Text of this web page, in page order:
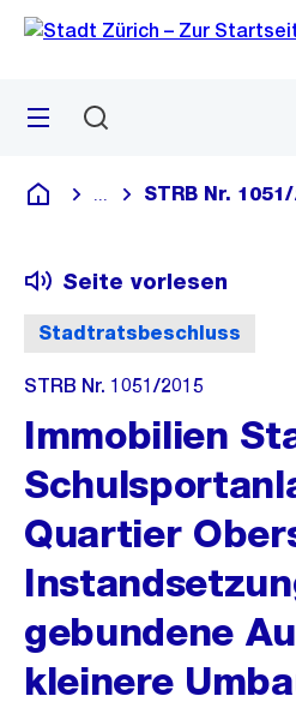
Navigation
Sprunglink
Menü
Deutsch
Blende alle Breadcrumbs
STRB Nr.
Stadtratsbeschluss
Seite vorlesen
STRB Nr. 1051/2015
Immobilien
Quartier
gebundene
kleinere